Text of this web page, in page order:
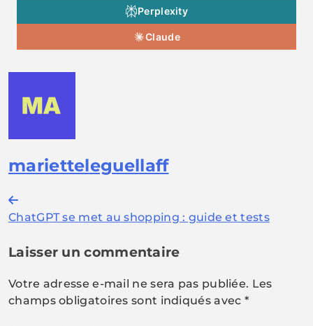
Perplexity
Claude
marietteleguellaff
Navigation
de
l’article
ChatGPT se met au shopping : guide et tests
Laisser un commentaire
Votre adresse e-mail ne sera pas publiée. Les
champs obligatoires sont indiqués avec *